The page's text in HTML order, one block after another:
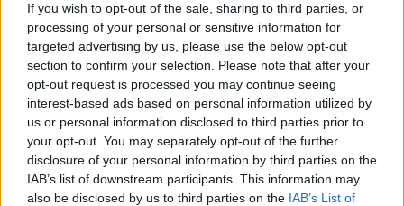
If you wish to opt-out of the sale, sharing to third parties, or
processing of your personal or sensitive information for
targeted advertising by us, please use the below opt-out
section to confirm your selection. Please note that after your
opt-out request is processed you may continue seeing
interest-based ads based on personal information utilized by
us or personal information disclosed to third parties prior to
your opt-out. You may separately opt-out of the further
disclosure of your personal information by third parties on the
IAB’s list of downstream participants. This information may
also be disclosed by us to third parties on the IAB’s List of
για τη νέα τάση αυτοφροντίδας
21 Οκτωβρίου 2025
ΣΧΕΤΙΚΑ ΑΡΘΡΑ